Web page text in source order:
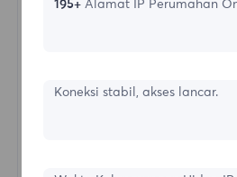
Bentuk awal
195+Alamat IP Perumahan
Koneksi stabil, akses lancar.